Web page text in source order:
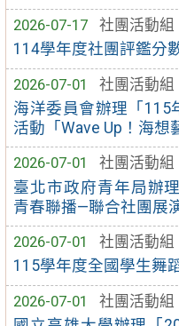
2026-07-17
社團活動組
114學年度社團評鑑分
2026-07-01
社團活動組
海洋委員會辦理「115
活動「Wave Up！海
2026-07-01
社團活動組
臺北市政府青年局辦
青春聯播—聯合社團展
2026-07-01
社團活動組
115學年度全國學生舞
2026-07-01
社團活動組